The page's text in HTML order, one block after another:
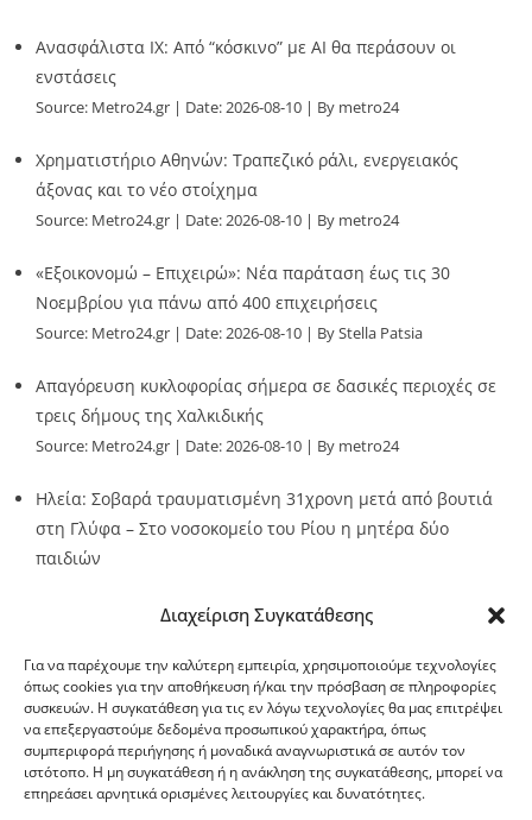
Διαχείριση Συγκατάθεσης
Για να παρέχουμε την καλύτερη εμπειρία, χρησιμοποιούμε τεχνολογίες
όπως cookies για την αποθήκευση ή/και την πρόσβαση σε πληροφορίες
συσκευών. Η συγκατάθεση για τις εν λόγω τεχνολογίες θα μας επιτρέψει
να επεξεργαστούμε δεδομένα προσωπικού χαρακτήρα, όπως
συμπεριφορά περιήγησης ή μοναδικά αναγνωριστικά σε αυτόν τον
ιστότοπο. Η μη συγκατάθεση ή η ανάκληση της συγκατάθεσης, μπορεί να
επηρεάσει αρνητικά ορισμένες λειτουργίες και δυνατότητες.
Ανασφάλιστα ΙΧ: Από “κόσκινο” με AI θα περάσουν οι
ενστάσεις
Source: Metro24.gr Date: 2026-08-10 By metro24
Χρηματιστήριο Αθηνών: Τραπεζικό ράλι, ενεργειακός
άξονας και το νέο στοίχημα
Source: Metro24.gr Date: 2026-08-10 By metro24
«Εξοικονομώ – Επιχειρώ»: Νέα παράταση έως τις 30
Νοεμβρίου για πάνω από 400 επιχειρήσεις
Source: Metro24.gr Date: 2026-08-10 By Stella Patsia
Απαγόρευση κυκλοφορίας σήμερα σε δασικές περιοχές σε
τρεις δήμους της Χαλκιδικής
Source: Metro24.gr Date: 2026-08-10 By metro24
Ηλεία: Σοβαρά τραυματισμένη 31χρονη μετά από βουτιά
στη Γλύφα – Στο νοσοκομείο του Ρίου η μητέρα δύο
παιδιών
G-point.gr